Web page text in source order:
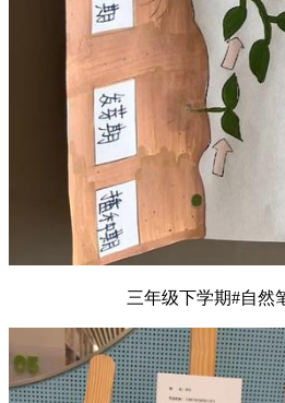
三年级下学期#自然